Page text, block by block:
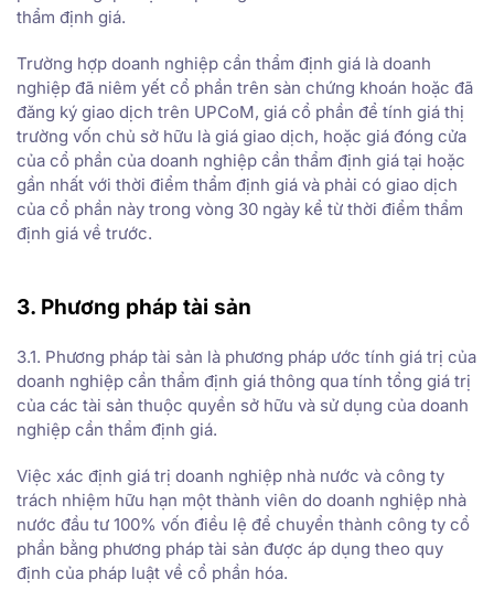
thẩm định giá.
Trường hợp doanh nghiệp cần thẩm định giá là doanh
nghiệp đã niêm yết cổ phần trên sàn chứng khoán hoặc đã
đăng ký giao dịch trên UPCoM, giá cổ phần để tính giá thị
trường vốn chủ sở hữu là giá giao dịch, hoặc giá đóng cửa
của cổ phần của doanh nghiệp cần thẩm định giá tại hoặc
gần nhất với thời điểm thẩm định giá và phải có giao dịch
của cổ phần này trong vòng 30 ngày kể từ thời điểm thẩm
định giá về trước.
3. Phương pháp tài sản
3.1. Phương pháp tài sản là phương pháp ước tính giá trị của
doanh nghiệp cần thẩm định giá thông qua tính tổng giá trị
của các tài sản thuộc quyền sở hữu và sử dụng của doanh
nghiệp cần thẩm định giá.
Việc xác định giá trị doanh nghiệp nhà nước và công ty
trách nhiệm hữu hạn một thành viên do doanh nghiệp nhà
nước đầu tư 100% vốn điều lệ để chuyển thành công ty cổ
phần bằng phương pháp tài sản được áp dụng theo quy
định của pháp luật về cổ phần hóa.